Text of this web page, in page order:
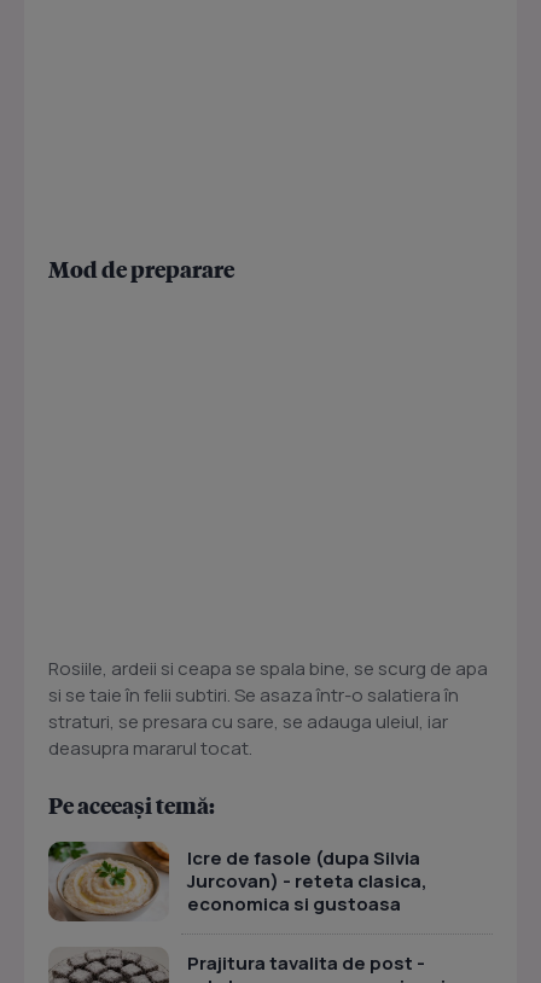
Mod de preparare
Rosiile, ardeii si ceapa se spala bine, se scurg de apa
si se taie în felii subtiri. Se asaza într-o salatiera în
straturi, se presara cu sare, se adauga uleiul, iar
deasupra mararul tocat.
Pe aceeași temă:
Icre de fasole (dupa Silvia
Jurcovan) - reteta clasica,
economica si gustoasa
Prajitura tavalita de post -